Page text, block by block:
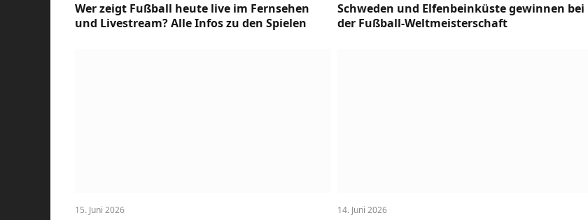
Wer zeigt Fußball heute live im Fernsehen
und Livestream? Alle Infos zu den Spielen
Schweden und Elfenbeinküste gewinnen bei
der Fußball-Weltmeisterschaft
15. Juni 2026 14. Juni 2026